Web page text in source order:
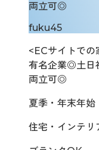
両立可◎
fuku45
<ECサイトでの
有名企業◎土日
両立可◎
夏季・年末年始
住宅・インテリ